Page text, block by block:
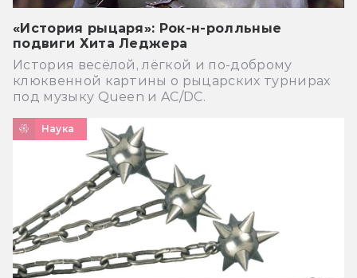
«История рыцаря»: Рок-н-ролльные
подвиги Хита Леджера
История весёлой, лёгкой и по-доброму
клюквенной картины о рыцарских турнирах
под музыку Queen и AC/DC.
Наука